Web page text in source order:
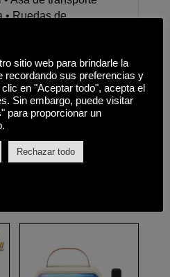
• Ruedas de
(Soporte/trípode no
- 1x Altavoz
Micrófonos
a distancia - 1x
Manual en
sitio web para brindarle la
recordando sus preferencias y
en "Aceptar todo", acepta el
Sin embargo, puede visitar
para proporcionar un
Rechazar todo